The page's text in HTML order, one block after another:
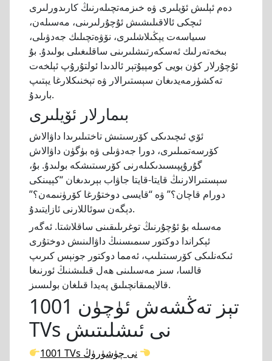
دەم ئېلىش ئۆيلىرى ۋە خىزمەتچىلەرنىڭ كارىدورلىرى
ئىچكى ئالاقىلىشىش ئۇچۇرلىرىنى، مەسىلەن،
سىياسەت يېڭىلاشلىرى، نۆۋەتچىلىك جەدۋىلى،
بىخەتەرلىك ئەسكەرتىشلىرىنى ساقلىغىلى بولىدۇ. بۇ
ئۇچۇرلار كۈن بويى كومپيۇتېر ئالدىدا ئولتۇرۇپ ئېلخەت
تەكشۈرمەيدىغان سېستىرالار ۋە تېخنىكلارغا يېتىپ
بارىدۇ.
بىمارلار ئۆيلىرى
ئۆي ئىچىدىكى كۆرسىتىش تاختىلىرىدا داۋالاش
كۆرسەتمىلىرى، دورا جەدۋىلى ۋە بۈگۈن داۋالاش
گۇرۇپپىسىدىكىلەرنى كۆرسىتىشكە بولىدۇ. بۇ،
سېستىرالارنىڭ قايتا-قايتا جاۋاب بېرىدىغان “كېيىنكى
دورام قاچان؟” ۋە “قايسى دوختۇرغا كۆرۈنىمەن؟”
دېگەن سوئاللارنى ئازايتىدۇ.
مەسىلە بۇ ئۇچۇرنىڭ توغرىلىقىنى ساقلاشتا. ئەگەر
ئېكراندا دوكتور سىمىسنىڭ داۋالىنىش دوختۇرى
ئىكەنلىكى كۆرسىتىلىپ، ئەمما دوكتور جونېس كىرىپ
قالسا، سىز مەسىلىنى ھەل قىلىشنىڭ ئورنىغا
قالايمىقانچىلىق پەيدا قىلغان بولىسىز.
تېز تەڭشەش ئۈچۈن 1001
TVs نى ئىشلىتىش
1001 TVs نى چۈشۈرۈڭ